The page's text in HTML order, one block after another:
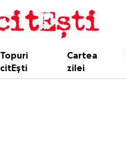
Topuri
citEști
Cartea
zilei